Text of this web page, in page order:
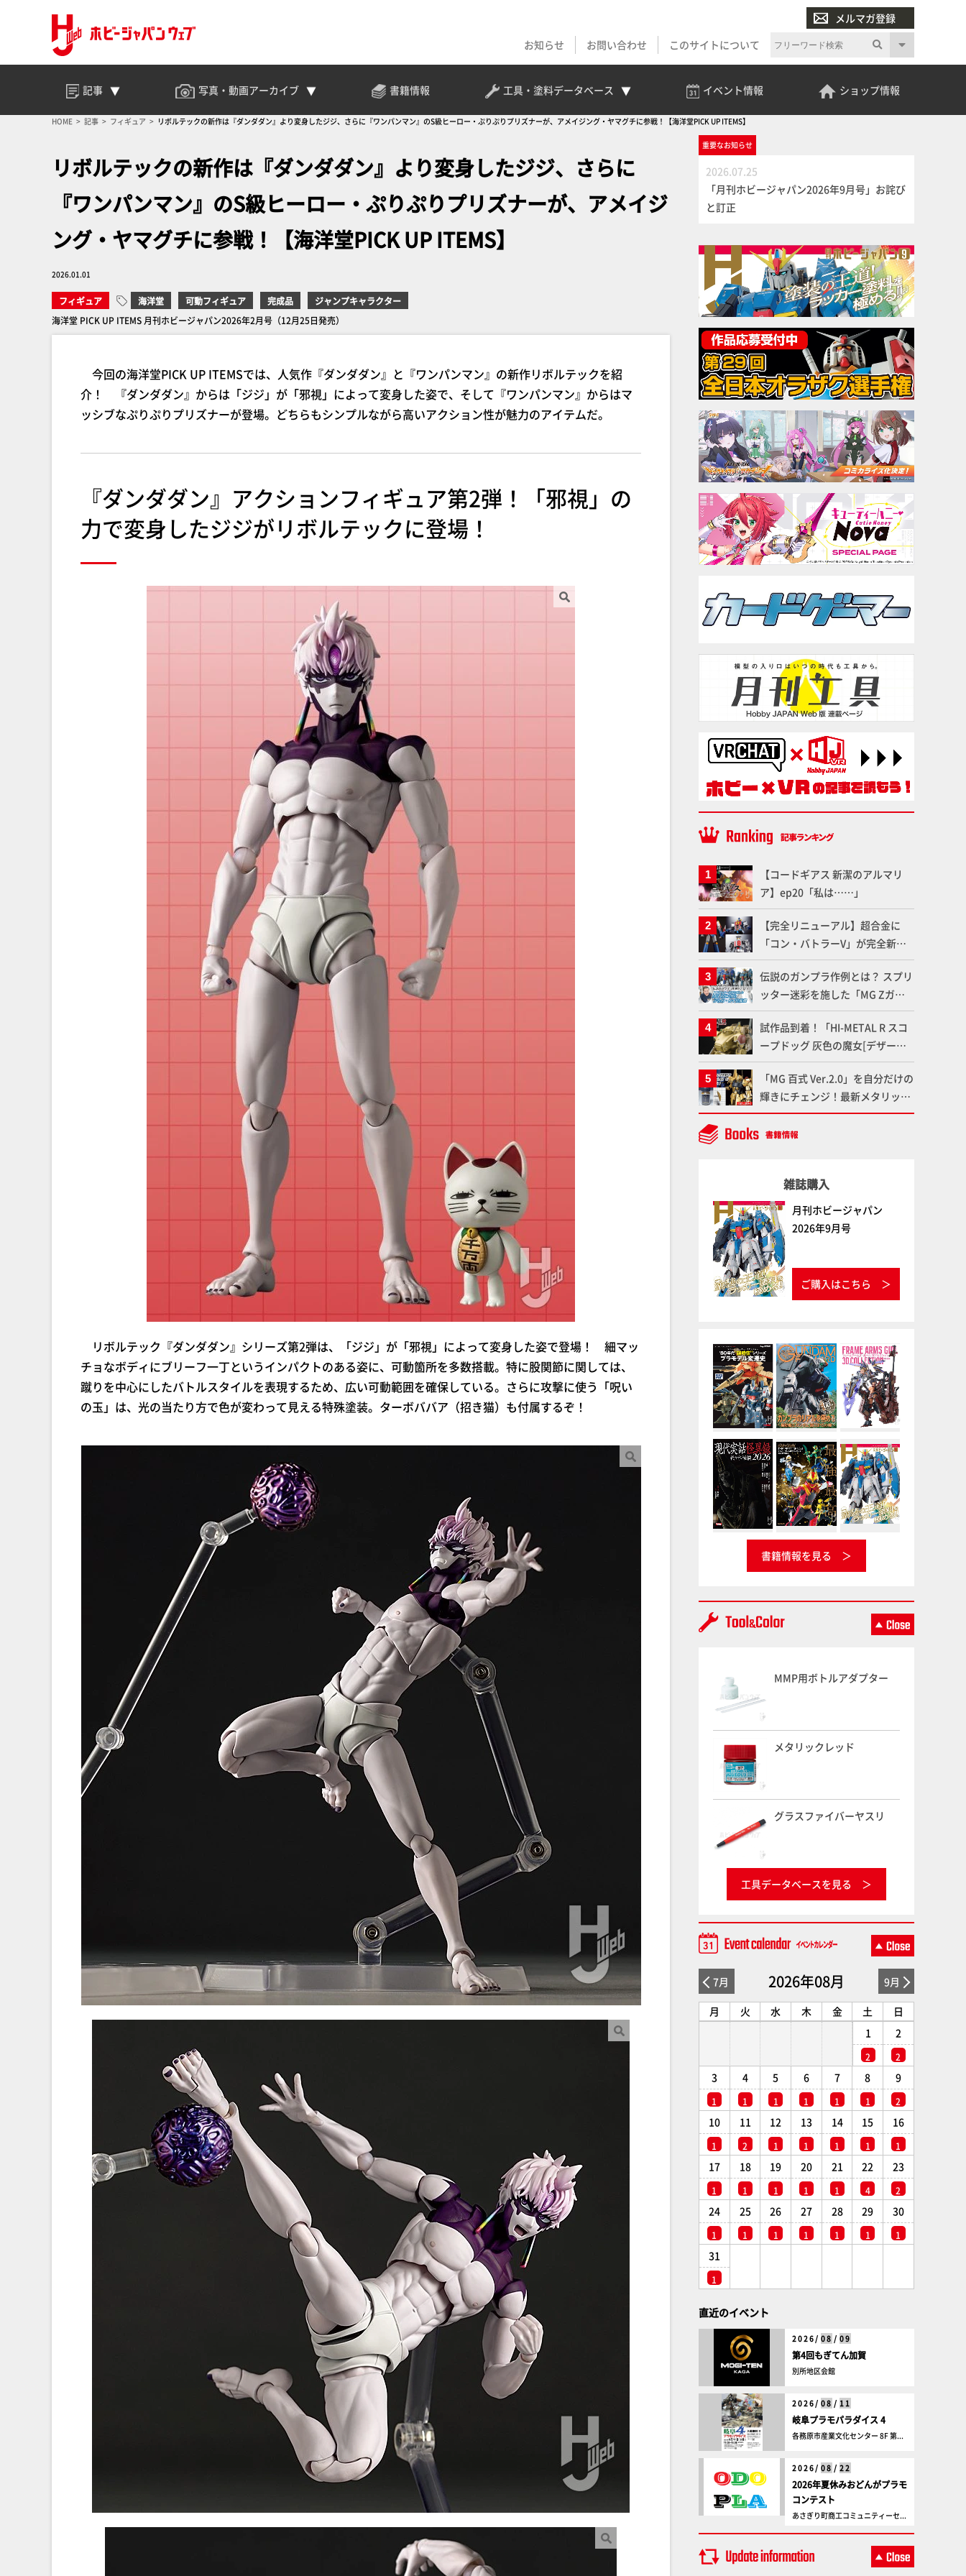
メルマガ登録
お知らせ
お問い合わせ このサイトについて
記事 写真・動画アーカイブ 書籍情報 工具・塗料データベース イベント情報 ショップ情報
HOME 記事 フィギュア リボルテックの新作は『ダンダダン』より変身したジジ、さらに『ワンパンマン』のS級ヒーロー・ぷりぷりプリズナーが、アメイジング・ヤマグチに参戦！【海洋堂PICK UP ITEMS】
リボルテックの新作は『ダンダダン』より変身したジジ、さらに
『ワンパンマン』のS級ヒーロー・ぷりぷりプリズナーが、アメイジ
ング・ヤマグチに参戦！【海洋堂PICK UP ITEMS】
2026.01.01
フィギュア 海洋堂 可動フィギュア 完成品
ジャンプキャラクター
海洋堂 PICK UP ITEMS 月刊ホビージャパン2026年2月号（12月25日発売）
今回の海洋堂PICK UP ITEMSでは、人気作『ダンダダン』と『ワンパンマン』の新作リボルテックを紹
介！ 『ダンダダン』からは「ジジ」が「邪視」によって変身した姿で、そして『ワンパンマン』からはマ
ッシブなぷりぷりプリズナーが登場。どちらもシンプルながら高いアクション性が魅力のアイテムだ。
『ダンダダン』アクションフィギュア第2弾！「邪視」の
力で変身したジジがリボルテックに登場！
リボルテック『ダンダダン』シリーズ第2弾は、「ジジ」が「邪視」によって変身した姿で登場！ 細マッ
チョなボディにブリーフ一丁というインパクトのある姿に、可動箇所を多数搭載。特に股関節に関しては、
蹴りを中心にしたバトルスタイルを表現するため、広い可動範囲を確保している。さらに攻撃に使う「呪い
の玉」は、光の当たり方で色が変わって見える特殊塗装。ターボババア（招き猫）も付属するぞ！
重要なお知らせ
2026.07.25
「月刊ホビージャパン2026年9月号」お詫び
と訂正
【コードギアス 新潔のアルマリ
ア】ep20「私は……」
【完全リニューアル】超合金に
「コン・バトラーV」が完全新規
造形で登場！気になる仕様を試作
品の撮り下ろしでご紹介!!さらに
「大鉄人17」＆「ワンエイト」セ
ット情報もお届け！【超合金の
魂】
伝説のガンプラ作例とは？ スプリ
ッター迷彩を施した「MG Zガン
ダム アムロ・レイ仕様機」をMAX
渡辺がふたたび塗る!!【試し読
み】
試作品到着！「HI-METAL R スコ
ープドッグ 灰色の魔女[デザート
カラー]（仮）」の気になる装備や
細部など商品仕様を撮り下ろしで
お届け!! 【装甲騎兵ボトムズ】
「MG 百式 Ver.2.0」を自分だけの
輝きにチェンジ！最新メタリック
塗料を使ってより金属感を増した
仕上がりに!!【試し読み】
雑誌購入
月刊ホビージャパン
2026年9月号
ご購入はこちら
書籍情報を見る
MMP用ボトルアダプター
メタリックレッド
グラスファイバーヤスリ
工具データベースを見る
7月 2026年08月 9月
月 火 水 木 金 土
日
1
2
2
2
3
1
4
1
5
1
6
1
7
1
8
1
9
2
10
1
11
2
12
1
13
1
14
1
15
1
16
1
17
1
18
1
19
1
20
1
21
1
22
4
23
2
24
1
25
1
26
1
27
1
28
1
29
1
30
1
31
1
直近のイベント
2026/ 08 / 09
第4回もぎてん加賀
別所地区会館
2026/ 08 / 11
岐阜プラモパラダイス 4
各務原市産業文化センター 8F 第...
2026/ 08 / 22
2026年夏休みおどんがプラモ
コンテスト
あさぎり町商工コミュニティーセ...